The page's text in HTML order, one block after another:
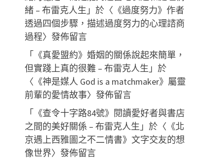
緒 – 布雷克人生 」於〈 《過度努力》作者
透過四個步驟，描述過度努力的心理諮商
過程〉發佈留言
「 《真愛盟約》婚姻的關係說起來簡單，
但實踐上真的很難 – 布雷克人生 」於
〈 《神是媒人 God is a matchmaker》屬靈
前輩的愛情故事〉發佈留言
「 《查令十字路84號》閱讀愛好者與書店
之間的美好關係 – 布雷克人生 」於〈 《北
京遇上西雅圖之不二情書》文字交友的想
像世界〉發佈留言